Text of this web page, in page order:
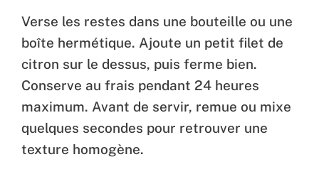
Verse les restes dans une bouteille ou une
boîte hermétique. Ajoute un petit filet de
citron sur le dessus, puis ferme bien.
Conserve au frais pendant 24 heures
maximum. Avant de servir, remue ou mixe
quelques secondes pour retrouver une
texture homogène.